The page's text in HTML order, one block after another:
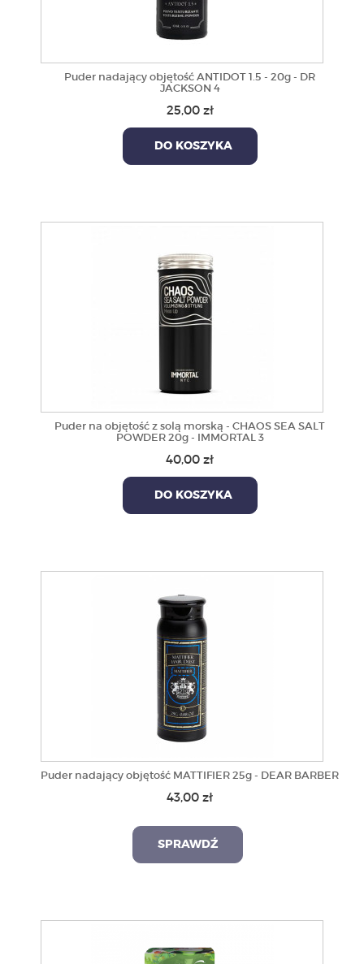
Puder nadający objętość ANTIDOT 1.5 - 20g - DR
JACKSON 4
25,00 zł
DO KOSZYKA
Puder na objętość z solą morską - CHAOS SEA SALT
POWDER 20g - IMMORTAL 3
40,00 zł
DO KOSZYKA
Puder nadający objętość MATTIFIER 25g - DEAR BARBER
43,00 zł
SPRAWDŹ